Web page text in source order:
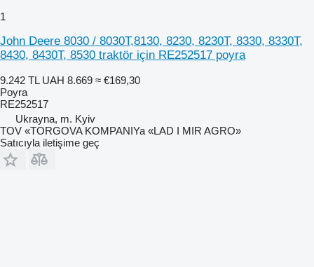
1
John Deere 8030 / 8030T,8130, 8230, 8230T, 8330, 8330T,
8430, 8430T, 8530 traktör için RE252517 poyra
9.242 TL UAH 8.669 ≈ €169,30
Poyra
RE252517
Ukrayna, m. Kyiv
TOV «TORGOVA KOMPANIYa «LAD I MIR AGRO»
Satıcıyla iletişime geç